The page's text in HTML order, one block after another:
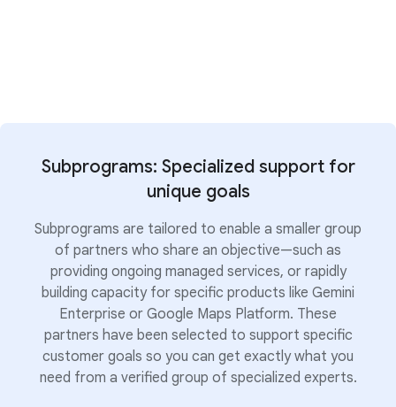
Subprograms: Specialized support for
unique goals
Subprograms are tailored to enable a smaller group
of partners who share an objective—such as
providing ongoing managed services, or rapidly
building capacity for specific products like Gemini
Enterprise or Google Maps Platform. These
partners have been selected to support specific
customer goals so you can get exactly what you
need from a verified group of specialized experts.